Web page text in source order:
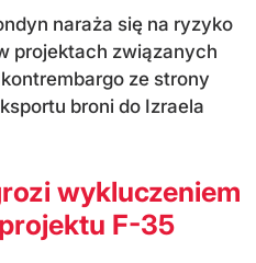
naraża się na ryzyko
projektach związanych
ze strony
broni do Izraela
wykluczeniem
F-35